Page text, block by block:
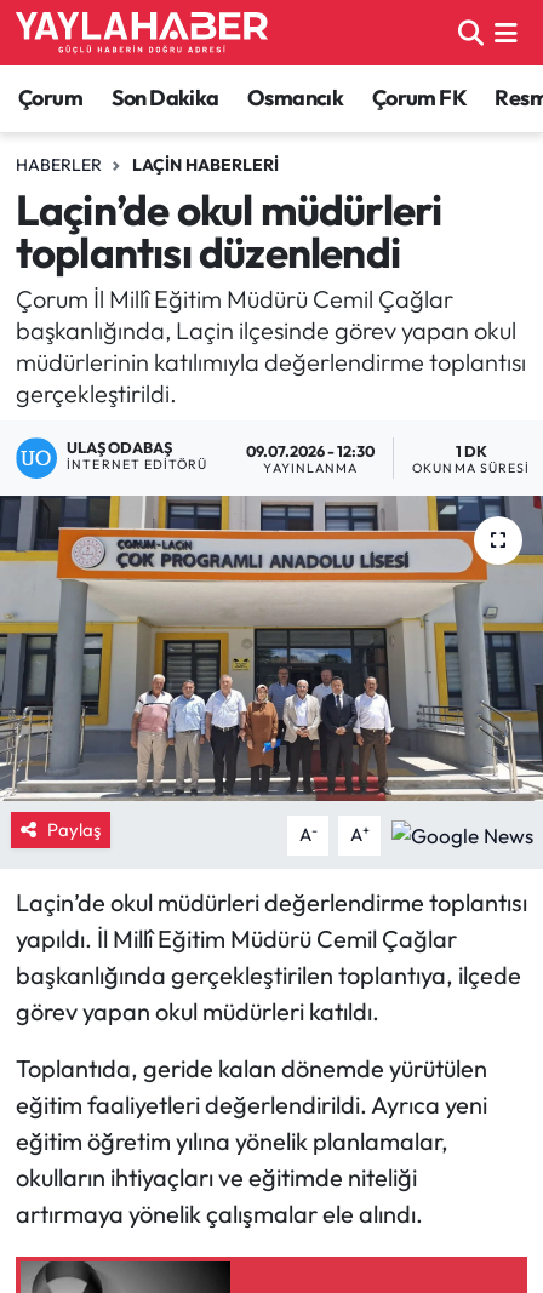
Çorum Son Dakika Osmancık Çorum FK
HABERLER LAÇIN HABERLERI
Laçin’de okul müdürleri
toplantısı düzenlendi
Çorum İl Millî Eğitim Müdürü Cemil Çağlar
başkanlığında, Laçin ilçesinde görev yapan okul
müdürlerinin katılımıyla değerlendirme toplantısı
gerçekleştirildi.
ULAŞ ODABAŞ
İNTERNET EDITÖRÜ
09.07.2026 - 12:30
YAYINLANMA
1 DK
OKUNMA SÜRESI
Paylaş A- A+
Laçin’de okul müdürleri değerlendirme toplantısı
yapıldı. İl Millî Eğitim Müdürü Cemil Çağlar
başkanlığında gerçekleştirilen toplantıya, ilçede
görev yapan okul müdürleri katıldı.
Toplantıda, geride kalan dönemde yürütülen
eğitim faaliyetleri değerlendirildi. Ayrıca yeni
eğitim öğretim yılına yönelik planlamalar,
okulların ihtiyaçları ve eğitimde niteliği
artırmaya yönelik çalışmalar ele alındı.
Alaca Haberleri
Bayat Haberleri
Bilgi - Keşfet Haberleri
Bilim ve Teknoloji
Boğazkale Haberleri
Çorum Haberleri
Çorum Son Dakika Haberleri
Dodurga Haberleri
Eğitim
Ekonomi
Güncel
İskilip Haberleri
Kargı Haberleri
Kimdir?
Kültür Sanat
Laçin Haberleri
Magazin
Mecitözü Haberleri
Oğuzlar Haberleri
Ortaköy Haberleri
Çorum Nöbetçi Eczaneler
Çorum Hava Durumu
Çorum Namaz Vakitleri
Çorum Trafik Yoğunluk Haritası
TFF 1.Lig Puan Durumu ve Fikstür
Tüm Manşetler
Son Dakika Haberleri
Haber Arşivi